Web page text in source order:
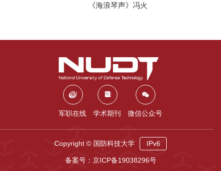
《海浪琴声》冯火
军职在线 学术期刊 微信公众号
Copyright © 国防科技大学 IPv6
备案号：京ICP备19038296号